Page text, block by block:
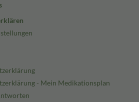
- Mein Medikationsplan